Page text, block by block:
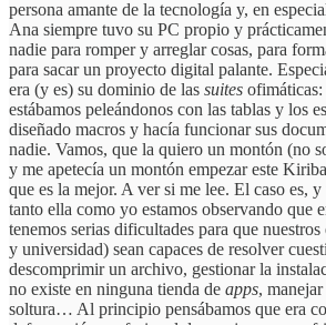
persona amante de la tecnología y, en
Ana siempre tuvo su PC propio y
nadie para romper y arreglar cosas, para
para sacar un proyecto digital palante.
era (y es) su dominio de las suites ofimáticas:
estábamos peleándonos con las tablas y los
diseñado macros y hacía funcionar sus
nadie. Vamos, que la quiero un montón (no
y me apetecía un montón empezar este
que es la mejor. A ver si me lee. El caso es,
tanto ella como yo estamos observando que
tenemos serias dificultades para que nuestros
y universidad) sean capaces de resolver
descomprimir un archivo, gestionar la
no existe en ninguna tienda de apps, manejar
soltura… Al principio pensábamos que era